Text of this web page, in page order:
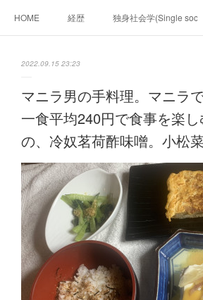
HOME 経歴 独身社会学(Single
移動出来て、工場で作る建物。未来２１００研究所
フィリピンの問題点 フィリピンの歴史
フィリピン経済談義 ファッションを考える
未来２１００研究所他のアイデアマニラ男の手料理 総
https://globalclub.amebaownd.com/
2022.09.15 23:23
マニラ男の手料理。マニラ
一食平均240円で食事を楽
の、冷奴茗荷酢味噌。小松菜